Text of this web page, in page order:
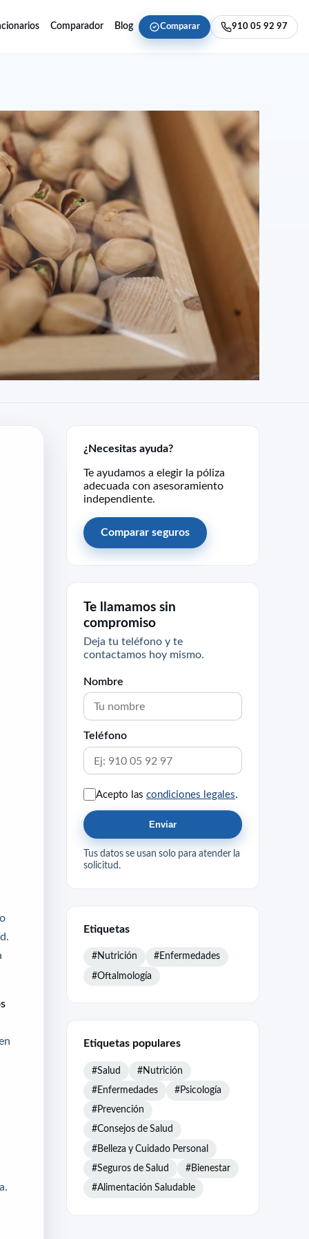
Comparador Blog Comparar 910 05 92 97
¿Necesitas ayuda?
Te ayudamos a elegir la póliza
adecuada con asesoramiento
independiente.
Comparar seguros
Te llamamos sin
compromiso
Deja tu teléfono y te
contactamos hoy mismo.
Nombre
Teléfono
Acepto las condiciones legales
Enviar
Tus datos se usan solo para atender la
solicitud.
Etiquetas
#Nutrición #Enfermedades
#Oftalmología
Etiquetas populares
#Salud #Nutrición
#Enfermedades #Psicología
#Prevención
#Consejos de Salud
#Belleza y Cuidado Personal
#Seguros de Salud #Bienestar
#Alimentación Saludable